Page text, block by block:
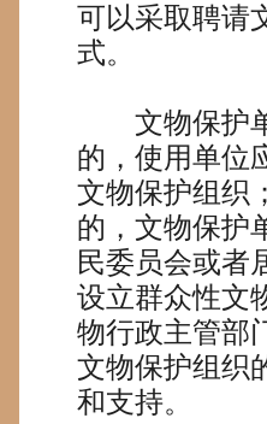
可以采取聘请
式。
文物保护单
的，使用单位
文物保护组织
的，文物保护
民委员会或者
设立群众性文
物行政主管部
文物保护组织
和支持。